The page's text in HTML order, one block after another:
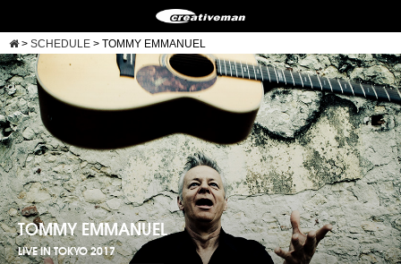
> SCHEDULE > TOMMY EMMANUEL
TOMMY EMMANUEL
LIVE IN TOKYO 2017